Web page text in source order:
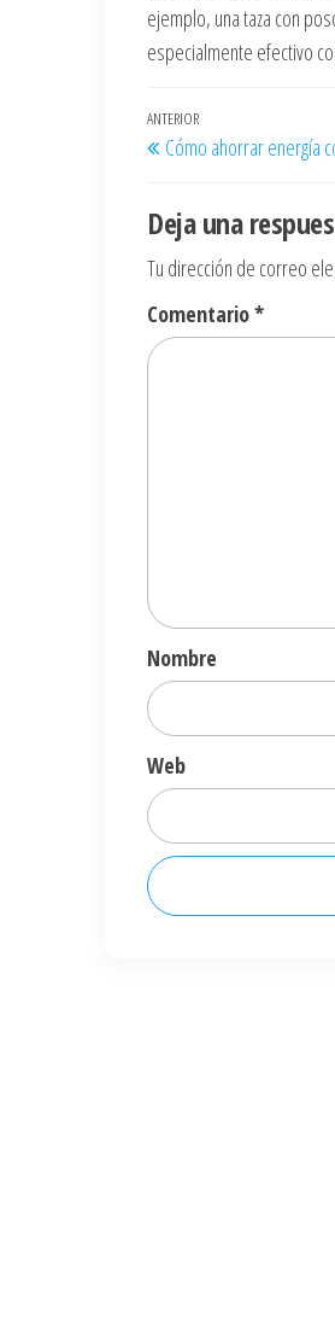
ejemplo, una taza con
especialmente efectivo
Navegación
de
entradas
Entrada
anterior
ANTERIOR
Cómo ahorrar energía
Deja una
Tu dirección de correo
Comentario*
Nombre
Web